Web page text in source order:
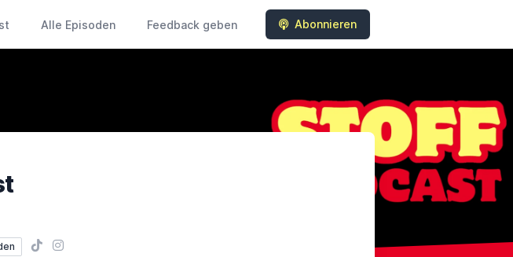
Alle Episoden Feedback geben Abonnieren
TikTokInstagram